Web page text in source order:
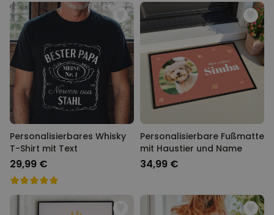
Personalisierbares Whisky
T-Shirt mit Text
29,99 €
Personalisierbare Fußmatte
mit Haustier und Name
34,99 €